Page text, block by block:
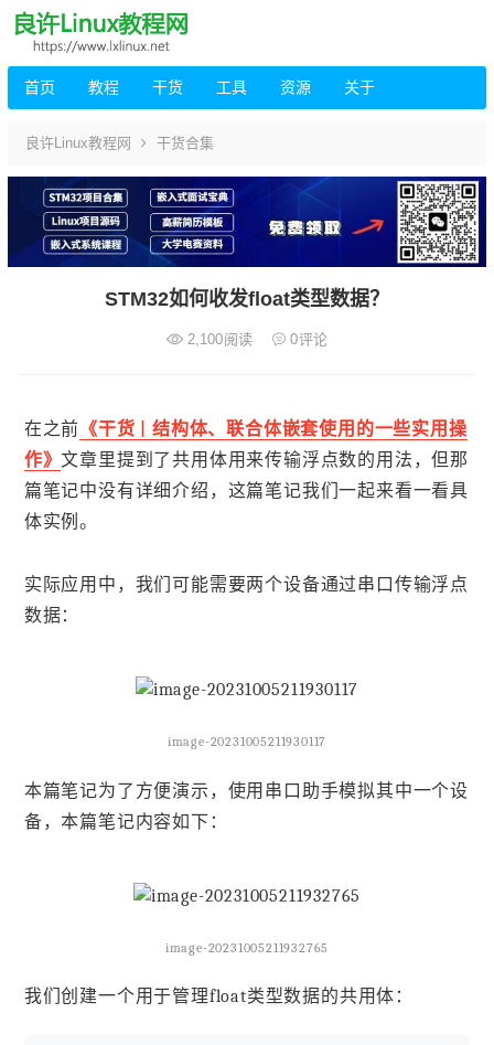
首页 教程 干货 工具 资源 关于
良许Linux教程网 干货合集
STM32如何收发float类型数据？
2,100阅读 0评论
在之前 《干货 | 结构体、联合体嵌套使用的一些实用操
作》文章里提到了共用体用来传输浮点数的用法，但那
篇笔记中没有详细介绍，这篇笔记我们一起来看一看具
体实例。
实际应用中，我们可能需要两个设备通过串口传输浮点
数据：
image-20231005211930117
本篇笔记为了方便演示，使用串口助手模拟其中一个设
备，本篇笔记内容如下：
image-20231005211932765
我们创建一个用于管理float类型数据的共用体：